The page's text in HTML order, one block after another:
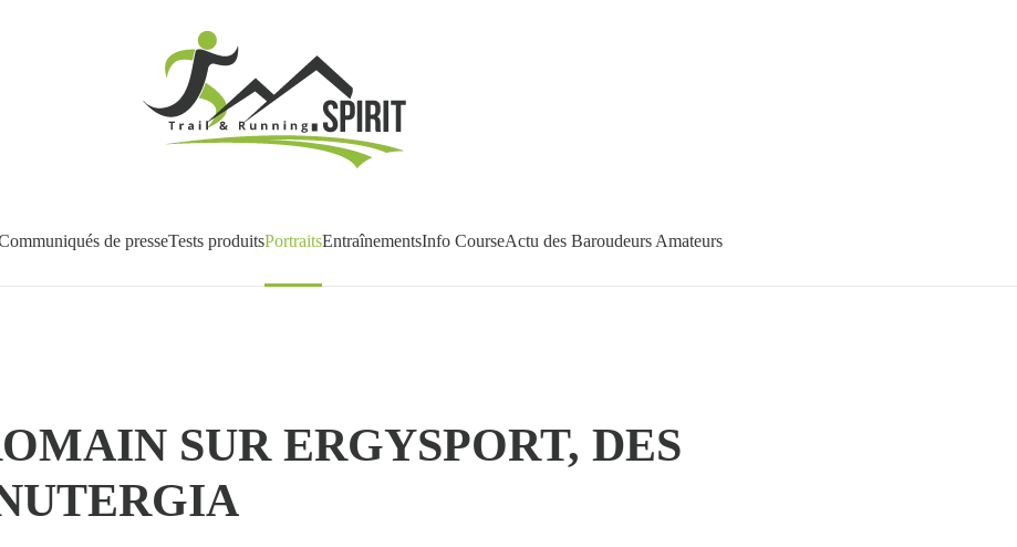
de presseTests produitsPortraitsEntraînementsInfo CourseActu des Baroudeurs Amateurs
SUR ERGYSPORT, DES